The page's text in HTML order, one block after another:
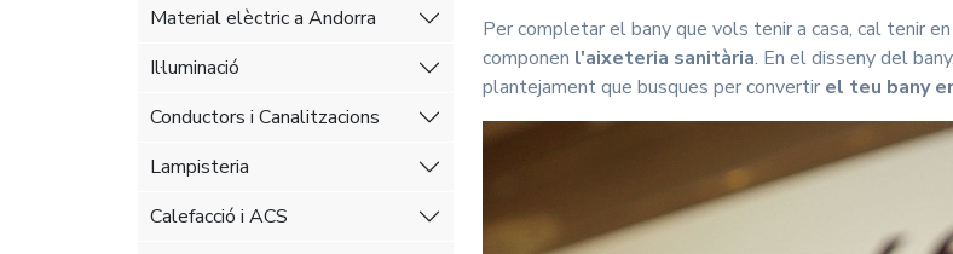
Material elèctric a Andorra
Il·luminació
Conductors i Canalitzacions
Lampisteria
Calefacció i ACS
Per completar el bany que vols tenir a casa, cal tenir
componen l'aixeteria sanitària. En el disseny del
plantejament que busques per convertir el teu bany